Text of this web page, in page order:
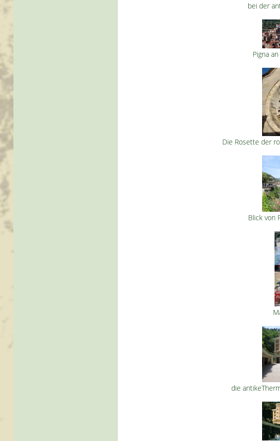
bei der
Pigna
Die Rosette der
Blick von
die